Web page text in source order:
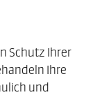
Schutz Ihrer
Ihre
und